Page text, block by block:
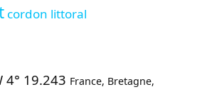
cordon littoral
4° 19.243 France, Bretagne,